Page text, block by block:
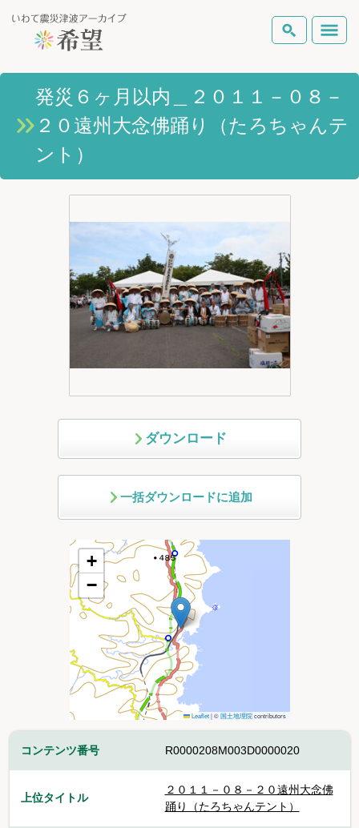
いわて震災津波アーカイブとは
岩手県の被害状況
Foreign Laguage
検索
テーマから探す
発災６ヶ月以内＿２０１１－０８－
２０遠州大念佛踊り（たろちゃんテ
ント）
ダウンロード
一括ダウンロードに追加
+
−
Leaflet |©国土地理院contributors
コンテンツ番号 R0000208M003D0000020
上位タイトル
２０１１－０８－２０遠州大念佛
踊り（たろちゃんテント）